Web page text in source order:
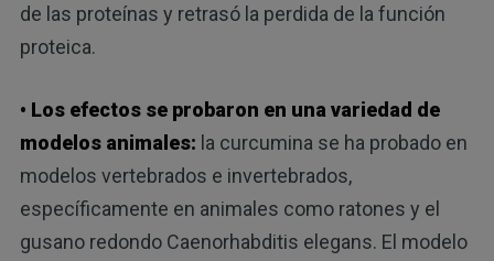
de las proteínas y retrasó la perdida de la función
proteica.
• Los efectos se probaron en una variedad de
modelos animales: la curcumina se ha probado en
modelos vertebrados e invertebrados,
específicamente en animales como ratones y el
gusano redondo Caenorhabditis elegans. El modelo